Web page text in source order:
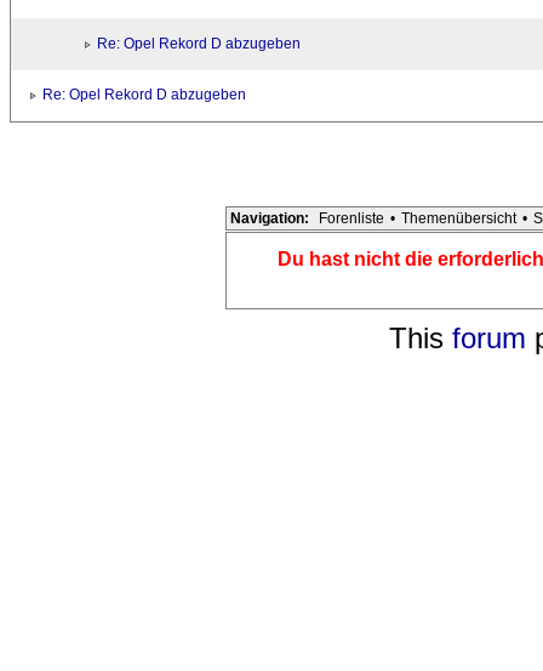
Re: Opel Rekord D abzugeben
Re: Opel Rekord D abzugeben
Navigation: Forenliste • Themenübersicht •
Du hast nicht die
This forum